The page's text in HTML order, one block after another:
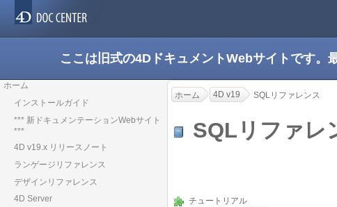
ここは旧式の4DドキュメントWebサイトです
ホーム
インストールガイド
*** 新ドキュメンテーションWebサイト
***
4D v19.x リリースノート
ランゲージリファレンス
デザインリファレンス
4D Server
ホーム 4D v19 SQLリファレンス
SQLリファ
チュートリアル